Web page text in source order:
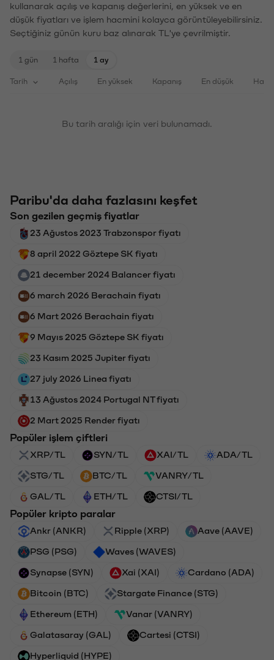
kullanarak açılış ve kapanış değerlerini, en yüksek ve en
düşük fiyatları ve işlem hacmini kolayca görüntüleyebilirsiniz.
Seçtiğiniz günün kuru baz alınarak TL'ye çevrilmiştir.
1 gün 1 hafta 1 ay
Tarih Açılış En yüksek Kapanış En düşük
Bu tarih aralığı için veri bulunamadı.
Paribu'da daha fazlasını keşfet
Son gezilen geçmiş fiyatlar
23 Ağustos 2023 Trabzonspor fiyatı
8 april 2022 Göztepe SK fiyatı
21 december 2024 Balancer fiyatı
6 march 2026 Berachain fiyatı
6 Mart 2026 Berachain fiyatı
9 Mayıs 2025 Göztepe SK fiyatı
23 Kasım 2025 Jupiter fiyatı
27 july 2026 Linea fiyatı
13 Ağustos 2024 Portugal NT fiyatı
2 Mart 2025 Render fiyatı
Popüler işlem çiftleri
XRP/TL SYN/TL XAI/TL ADA/TL
STG/TL BTC/TL VANRY/TL
GAL/TL ETH/TL CTSI/TL
Popüler kripto paralar
Ankr (ANKR) Ripple (XRP) Aave (AAVE)
PSG (PSG) Waves (WAVES)
Synapse (SYN) Xai (XAI) Cardano (ADA)
Bitcoin (BTC) Stargate Finance (STG)
Ethereum (ETH) Vanar (VANRY)
Galatasaray (GAL) Cartesi (CTSI)
Hyperliquid (HYPE)